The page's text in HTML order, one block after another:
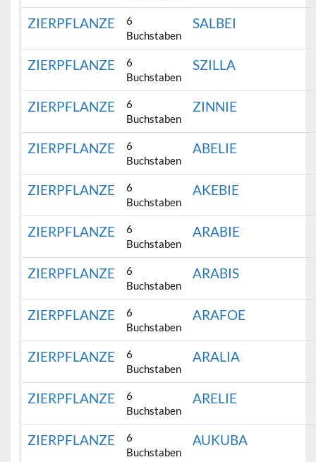
ZIERPFLANZE
6
Buchstaben
SALBEI
ZIERPFLANZE
6
Buchstaben
SZILLA
ZIERPFLANZE
6
Buchstaben
ZINNIE
ZIERPFLANZE
6
Buchstaben
ABELIE
ZIERPFLANZE
6
Buchstaben
AKEBIE
ZIERPFLANZE
6
Buchstaben
ARABIE
ZIERPFLANZE
6
Buchstaben
ARABIS
ZIERPFLANZE
6
Buchstaben
ARAFOE
ZIERPFLANZE
6
Buchstaben
ARALIA
ZIERPFLANZE
6
Buchstaben
ARELIE
ZIERPFLANZE
6
Buchstaben
AUKUBA